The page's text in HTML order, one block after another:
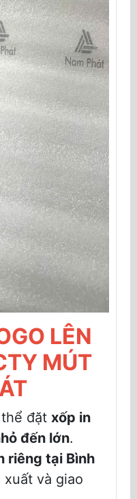
LÊN
MÚT
đặt xốp in
đến lớn.
riêng tại Bình
xuất và giao